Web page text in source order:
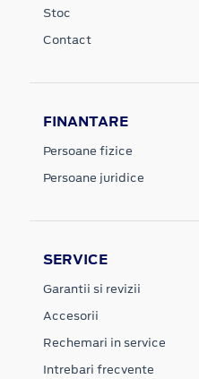
Stoc
Contact
FINANTARE
Persoane fizice
Persoane juridice
SERVICE
Garantii si revizii
Accesorii
Rechemari in service
Intrebari frecvente